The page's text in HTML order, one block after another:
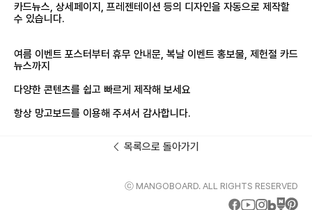
카드뉴스, 상세페이지, 프레젠테이션 등의 디자인을 자동으로 제작할
수 있습니다.
여름 이벤트 포스터부터 휴무 안내문, 복날 이벤트 홍보물, 제헌절 카드
뉴스까지
다양한 콘텐츠를 쉽고 빠르게 제작해 보세요
항상 망고보드를 이용해 주셔서 감사합니다.
목록으로 돌아가기
ⓒ MANGOBOARD. ALL RIGHTS RESERVED